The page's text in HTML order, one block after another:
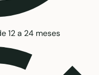
12 a 24 meses